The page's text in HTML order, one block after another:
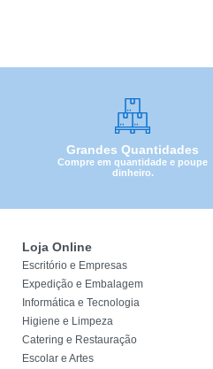
Grandes Quantidades
Compre em quantidade e poupe
dinheiro.
Loja Online
Escritório e Empresas
Expedição e Embalagem
Informática e Tecnologia
Higiene e Limpeza
Catering e Restauração
Escolar e Artes